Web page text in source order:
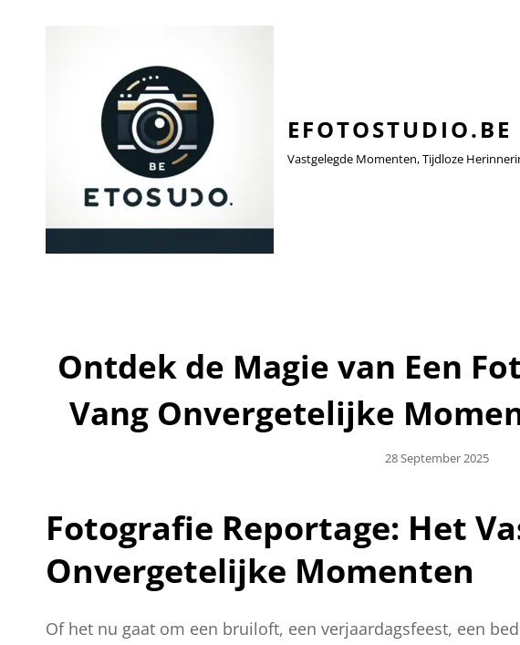
EFOTOSTUDIO.BE
Vastgelegde Momenten, Tijdloze
Ontdek de Magie van Een
Vang Onvergetelijke
Geplaatst
28 September 2025
Fotografie Reportage: Het
Onvergetelijke Momenten
Of het nu gaat om een bruiloft, een verjaardagsfeest, een